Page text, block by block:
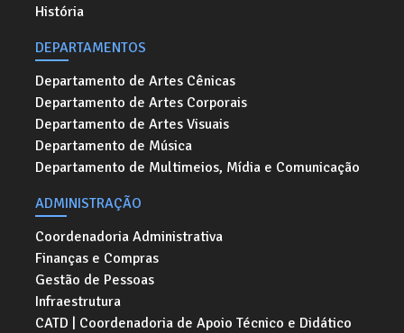
História
DEPARTAMENTOS
Departamento de Artes Cênicas
Departamento de Artes Corporais
Departamento de Artes Visuais
Departamento de Música
Departamento de Multimeios, Mídia e Comunicação
ADMINISTRAÇÃO
Coordenadoria Administrativa
Finanças e Compras
Gestão de Pessoas
Infraestrutura
CATD | Coordenadoria de Apoio Técnico e Didático